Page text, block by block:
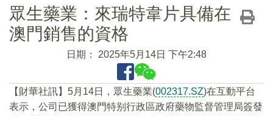
眾生藥業：來瑞特韋片具備在
澳門銷售的資格
日期： 2025年5月14日 下午2:48
【財華社訊】5月14日，眾生藥業(002317.SZ)在互動平台
表示，公司已獲得澳門特别行政區政府藥物監督管理局簽發